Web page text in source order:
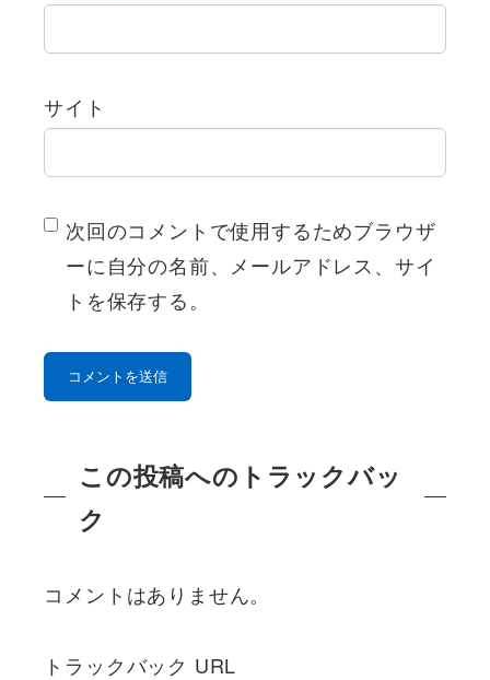
サイト
次回のコメントで使用するためブラウザ
ーに自分の名前、メールアドレス、サイ
トを保存する。
この投稿へのトラックバッ
ク
コメントはありません。
トラックバック URL